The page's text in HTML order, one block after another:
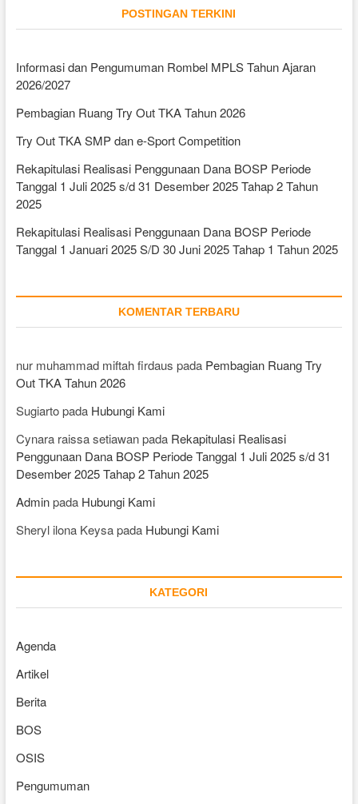
POSTINGAN TERKINI
Informasi dan Pengumuman Rombel MPLS Tahun Ajaran
2026/2027
Pembagian Ruang Try Out TKA Tahun 2026
Try Out TKA SMP dan e-Sport Competition
Rekapitulasi Realisasi Penggunaan Dana BOSP Periode
Tanggal 1 Juli 2025 s/d 31 Desember 2025 Tahap 2 Tahun
2025
Rekapitulasi Realisasi Penggunaan Dana BOSP Periode
Tanggal 1 Januari 2025 S/D 30 Juni 2025 Tahap 1 Tahun 2025
KOMENTAR TERBARU
nur muhammad miftah firdaus pada Pembagian Ruang Try
Out TKA Tahun 2026
Sugiartopada Hubungi Kami
Cynara raissa setiawanpada Rekapitulasi Realisasi
Penggunaan Dana BOSP Periode Tanggal 1 Juli 2025 s/d 31
Desember 2025 Tahap 2 Tahun 2025
Adminpada Hubungi Kami
Sheryl ilona Keysapada Hubungi Kami
KATEGORI
Agenda
Artikel
Berita
BOS
OSIS
Pengumuman